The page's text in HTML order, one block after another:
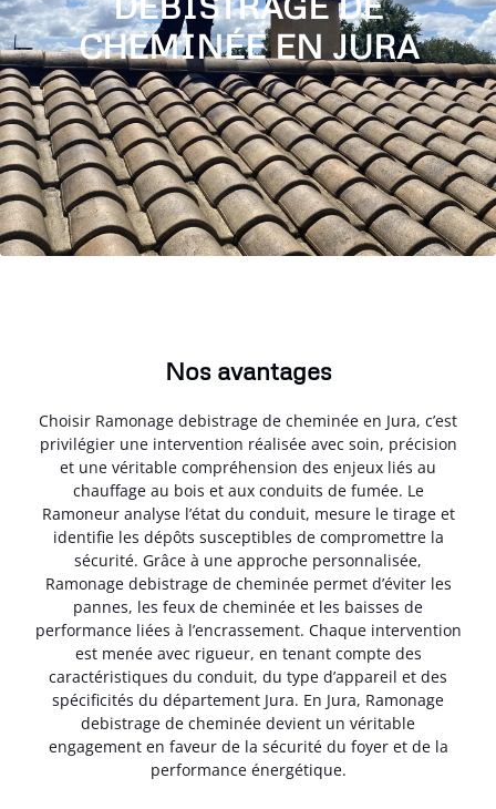
CHEMINÉE EN JURA
Nos avantages
Choisir Ramonage debistrage de cheminée en Jura, c’est
privilégier une intervention réalisée avec soin, précision
et une véritable compréhension des enjeux liés au
chauffage au bois et aux conduits de fumée. Le
Ramoneur analyse l’état du conduit, mesure le tirage et
identifie les dépôts susceptibles de compromettre la
sécurité. Grâce à une approche personnalisée,
Ramonage debistrage de cheminée permet d’éviter les
pannes, les feux de cheminée et les baisses de
performance liées à l’encrassement. Chaque intervention
est menée avec rigueur, en tenant compte des
caractéristiques du conduit, du type d’appareil et des
spécificités du département Jura. En Jura, Ramonage
debistrage de cheminée devient un véritable
engagement en faveur de la sécurité du foyer et de la
performance énergétique.